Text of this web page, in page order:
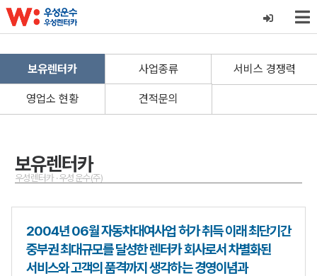
보유렌터카 사업종류 서비스 경쟁력
영업소 현황 견적문의
보유렌터카
우성렌터카 · 우성운수(주)
2004년 06월 자동차대여사업 허가 취득 이래 최단기간
중부권 최대규모를 달성한 렌터카 회사로서 차별화된
서비스와 고객의 품격까지 생각하는 경영이념과